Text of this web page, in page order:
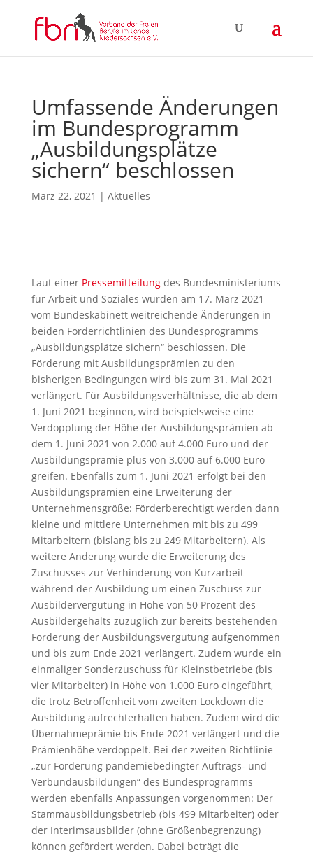
Umfassende Änderungen
im Bundesprogramm
„Ausbildungsplätze
sichern“ beschlossen
März 22, 2021 | Aktuelles
Laut einer Pressemitteilungdes Bundesministeriums
für Arbeit und Soziales wurden am 17. März 2021
vom Bundeskabinett weitreichende Änderungen in
beiden Förderrichtlinien des Bundesprogramms
„Ausbildungsplätze sichern“ beschlossen. Die
Förderung mit Ausbildungsprämien zu den
bisherigen Bedingungen wird bis zum 31. Mai 2021
verlängert. Für Ausbildungsverhältnisse, die ab dem
1. Juni 2021 beginnen, wird beispielsweise eine
Verdopplung der Höhe der Ausbildungsprämien ab
dem 1. Juni 2021 von 2.000 auf 4.000 Euro und der
Ausbildungsprämie plus von 3.000 auf 6.000 Euro
greifen. Ebenfalls zum 1. Juni 2021 erfolgt bei den
Ausbildungsprämien eine Erweiterung der
Unternehmensgröße: Förderberechtigt werden dann
kleine und mittlere Unternehmen mit bis zu 499
Mitarbeitern (bislang bis zu 249 Mitarbeitern). Als
weitere Änderung wurde die Erweiterung des
Zuschusses zur Verhinderung von Kurzarbeit
während der Ausbildung um einen Zuschuss zur
Ausbildervergütung in Höhe von 50 Prozent des
Ausbildergehalts zuzüglich zur bereits bestehenden
Förderung der Ausbildungsvergütung aufgenommen
und bis zum Ende 2021 verlängert. Zudem wurde ein
einmaliger Sonderzuschuss für Kleinstbetriebe (bis
vier Mitarbeiter) in Höhe von 1.000 Euro eingeführt,
die trotz Betroffenheit vom zweiten Lockdown die
Ausbildung aufrechterhalten haben. Zudem wird die
Übernahmeprämie bis Ende 2021 verlängert und die
Prämienhöhe verdoppelt. Bei der zweiten Richtlinie
„zur Förderung pandemiebedingter Auftrags- und
Verbundausbildungen“ des Bundesprogramms
werden ebenfalls Anpassungen vorgenommen: Der
Stammausbildungsbetrieb (bis 499 Mitarbeiter) oder
der Interimsausbilder (ohne Größenbegrenzung)
können gefördert werden. Dabei beträgt die